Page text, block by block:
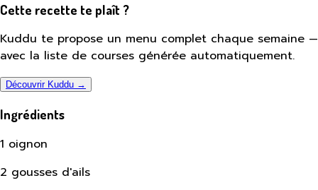
Cette recette te plaît ?
Kuddu te propose un menu complet chaque semaine —
avec la liste de courses générée automatiquement.
Découvrir Kuddu →
Ingrédients
1 oignon
2 gousses d'ails